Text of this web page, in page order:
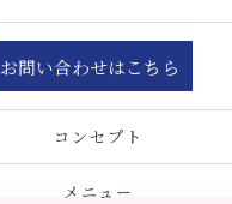
お問い合わせはこちら
コンセプト
メニュー